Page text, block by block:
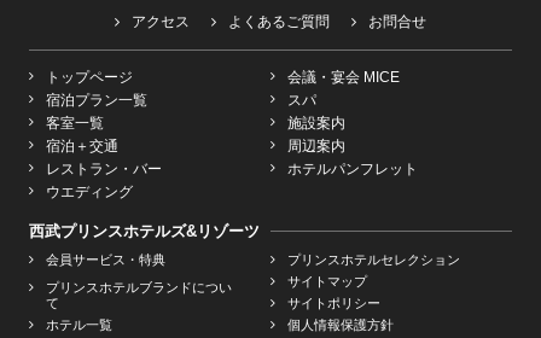
アクセス よくあるご質問 お問合せ
トップページ
宿泊プラン一覧
客室一覧
宿泊＋交通
レストラン・バー
ウエディング
会議・宴会 MICE
スパ
施設案内
周辺案内
ホテルパンフレット
西武プリンスホテルズ&リゾーツ
会員サービス・特典
プリンスホテルブランドについ
て
ホテル一覧
プリンスホテルセレクション
サイトマップ
サイトポリシー
個人情報保護方針